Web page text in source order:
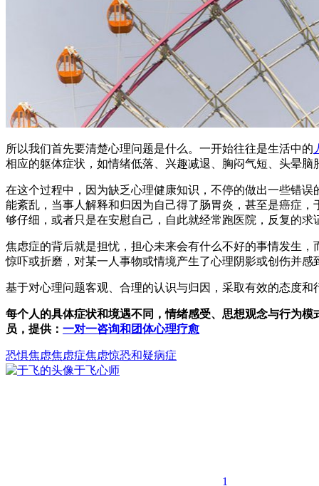
所以我们首先要清楚心理问题是什么。一开始往往是生活中的
相应的躯体症状，如情绪低落、兴趣减退、胸闷气短、头晕
在这个过程中，因为缺乏心理健康知识，不停的做出一些错
能紊乱，当事人解释和归因为自己得了肠胃炎，甚至是癌症
够仔细，或者只是在安慰自己，自此就经常跑医院，反复的
焦虑症的背后就是担忧，担心未来会有什么不好的事情发生
惊吓或折磨，对某一人事物或情境产生了心理阴影或创伤并
基于对心理问题客观、合理的认识与归因，采取有效的态度
每个人的具体症状和境遇不同，情绪感受、思想观念与行为
员，提供： 一对一咨询和团体心理疗愈
恐惧焦虑焦虑症焦虑惊恐和疑病症
于飞心师
1